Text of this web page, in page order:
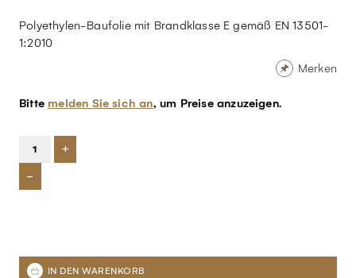
Polyethylen-Baufolie mit Brandklasse E gemäß EN 13501-
1:2010
Merken
Bitte melden Sie sich an, um Preise anzuzeigen.
+
-